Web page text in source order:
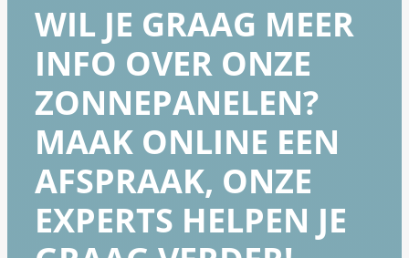
WIL JE GRAAG MEER
INFO OVER ONZE
ZONNEPANELEN?
MAAK ONLINE EEN
AFSPRAAK, ONZE
EXPERTS HELPEN JE